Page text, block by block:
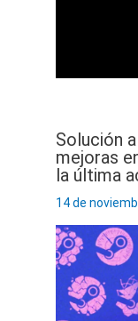
Solución
mejoras
la última
14 de